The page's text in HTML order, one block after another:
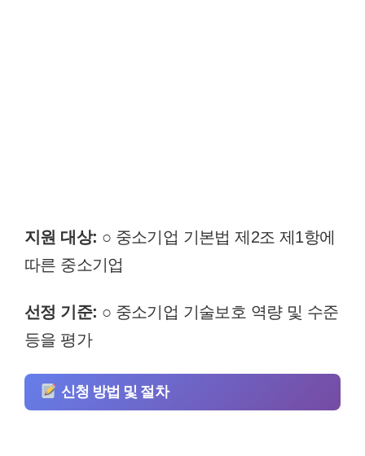
지원 대상: ○ 중소기업 기본법 제2조 제1항에
따른 중소기업
선정 기준: ○ 중소기업 기술보호 역량 및 수준
등을 평가
신청 방법 및 절차